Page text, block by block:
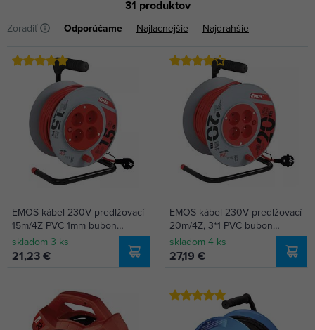
Zoradiť Odporúčame Najlacnejšie Najdrahšie
31 produktov
EMOS kábel 230V predlžovací
15m/4Z PVC 1mm bubon
P194151
skladom 3 ks
21,23 €
EMOS kábel 230V predlžovací
20m/4Z, 3*1 PVC bubon
P19420
skladom 4 ks
27,19 €